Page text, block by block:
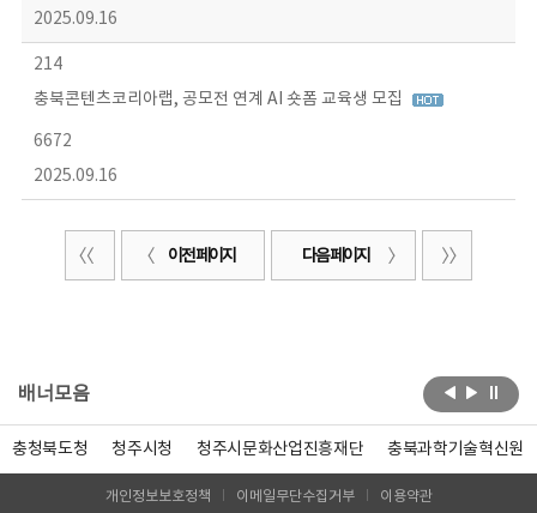
2025.09.16
214
충북콘텐츠코리아랩, 공모전 연계 AI 숏폼 교육생 모집
6672
2025.09.16
이전 페이지 다음 페이지
배너모음
충청북도청 청주시청 청주시문화산업진흥재단 충북과학기술혁신원
개인정보보호정책 이메일무단수집거부 이용약관